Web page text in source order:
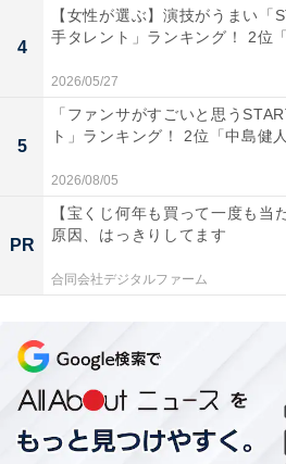
ブランド力のある高校は岩手県
岩手県）、「地元の知人から有
の出身校」（30代男性／山口県
た。
この記事の筆者：坂上 恵
All About ニュース編集部の編集
ライティングに強みがあり、旅
メを中心に企画編集を担当。東
スポーツ観戦が趣味。
次ページ
3位までの
る
4
【女性が選ぶ】演技がうまい「
手タレント」ランキング！ 2位
2026/05/27
5
「ファンサがすごいと思う
ト」ランキング！ 2位「中島健
2026/08/05
PR
【宝くじ何年も買って一度も当
原因、はっきりしてます
合同会社デジタルファーム